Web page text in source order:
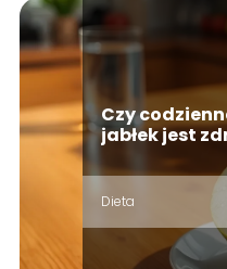
Czy
jabłek jest
Dieta